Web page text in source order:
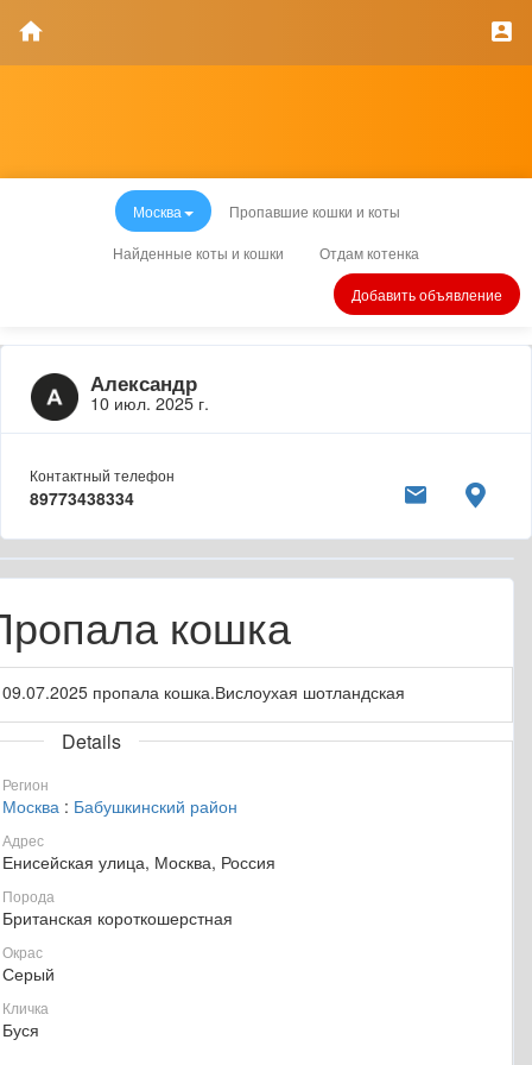
Москва Пропавшие кошки и коты
Найденные коты и кошки Отдам котенка
Добавить объявление
Александр
10 июл. 2025 г.
Контактный телефон
89773438334
кошка
09.07.2025 пропала кошка.Вислоухая шотландская
Details
Регион
Москва : Бабушкинский район
Адрес
Енисейская улица, Москва, Россия
Порода
Британская короткошерстная
Окрас
Серый
Кличка
Буся